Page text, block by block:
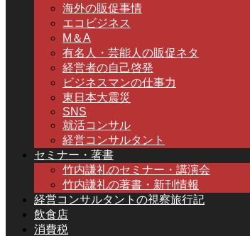
海外の販促事情
エコビジネス
M＆A
有名人・芸能人の販促ネタ
経営者の自己啓発
ビジネスマンの仕事力
東日本大震災
SNS
就活コンサル
経営コンサルタント
セミナー・著書
竹内謙礼のセミナー・講演会
竹内謙礼の著書・新刊情報
経営コンサルタントの視察旅行記
飲食店
消費税